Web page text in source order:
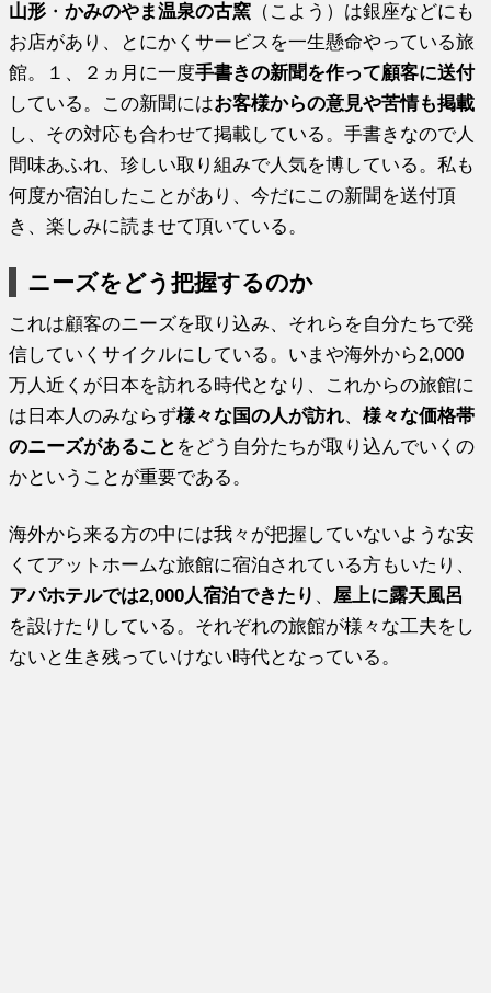
山形 ・かみのやま温泉の古窯 （こよう）は銀座などにも
お店があり、とにかくサービスを一生懸命やっている旅
館。１、２ヵ月に一度手書きの新聞を作って顧客に送付
している。この新聞にはお客様からの意見や苦情も掲載
し、その対応も合わせて掲載している。手書きなので人
間味あふれ、珍しい取り組みで人気を博している。私も
何度か宿泊したことがあり、今だにこの新聞を送付頂
き、楽しみに読ませて頂いている。
ニーズをどう把握するのか
これは顧客のニーズを取り込み、それらを自分たちで発
信していくサイクルにしている。いまや海外から2,000
万人近くが日本を訪れる時代となり、これからの旅館に
は日本人のみならず様々な国の人が訪れ、様々な価格帯
のニーズがあること をどう自分たちが取り込んでいくの
かということが重要である。
海外から来る方の中には我々が把握していないような安
くてアットホームな旅館に宿泊されている方もいたり、
アパホテルでは2,000人宿泊できたり 、 屋上に露天風呂
を設けたりしている。それぞれの旅館が様々な工夫をし
ないと生き残っていけない時代となっている。